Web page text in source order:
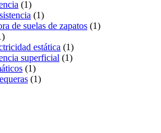
(1)
(1)
de suelas de zapatos (1)
estática (1)
superficial (1)
(1)
(1)